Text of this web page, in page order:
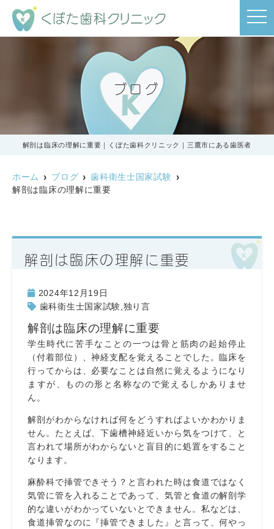
t
o
i
ブログ
解剖は臨床の理解に重要｜くぼた歯科クリニック｜三鷹市にある歯医者
ホーム ブログ
歯科衛生士国家試験
解剖は臨床の理解に重要
解剖は臨床の理解に重要
2024年12月19日
歯科衛生士国家試験 独り言
解剖は臨床の理解に重要
学生時代に苦手なことの一つは骨と筋肉の起始停止
（付着部位）、神経支配を覚えることでした。臨床を
行ってからは、必要なことは自然に覚えるようになり
ますが、ものの形と名称なので覚えるしかありませ
ん。
解剖がわからなければ何をどうすればよいかわかりま
せん。たとえば、下歯槽神経近いから気をつけて、と
言われて場所がわからないと盲目的に処置をすること
なります。
麻酔科で挿管できそう？と言われた時は食道ではなく
気管に管を入れることであって、気管と食道の解剖学
的な違いがわかっていないとできません。私などは、
食道挿管なのに『挿管できました』と言って、何やっ